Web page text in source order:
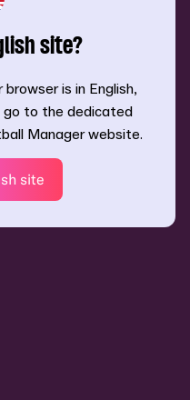
site?
is in English,
to the dedicated
Manager website.
site